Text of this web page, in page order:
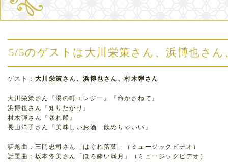
5/5のゲストは大川栄策さん、浜博也さ
ゲスト： 大川栄策さん、浜博也さん、村木弾さん
大川栄策さん『湯の町エレジー』『命かさねて』
浜博也さん『知りたがり』
村木弾さん『暴れ船』
長山洋子さん『美味しいお酒 飲めりゃいい』
話題曲：三門忠司さん「はぐれ落葉」（ミュージックビデオ）
話題曲：坂本冬美さん「ほろ酔い満月」（ミュージックビデオ）